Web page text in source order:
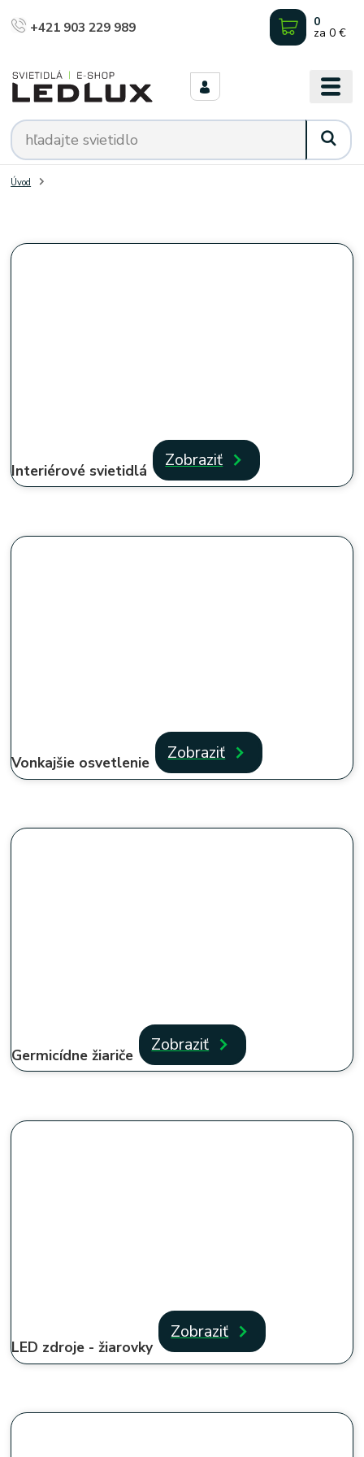
+421 903 229 989 0
za 0 €
Úvod
Interiérové svietidlá Zobraziť
Vonkajšie osvetlenie Zobraziť
Germicídne žiariče Zobraziť
LED zdroje - žiarovky
Zobraziť